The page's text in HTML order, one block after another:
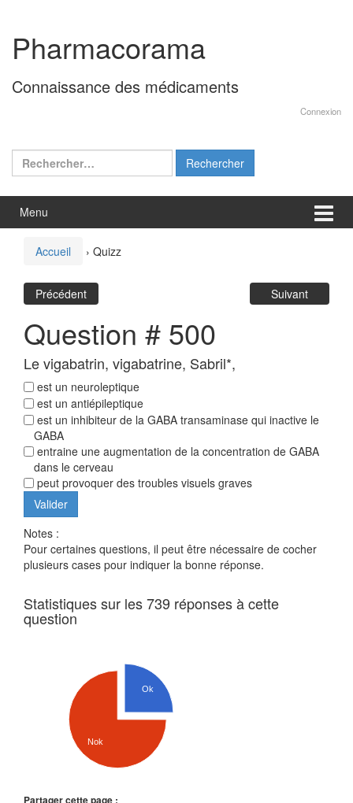
contenu
menu
principal
Pharmacorama
Connaissance des médicaments
Connexion
Rechercher :
Menu
Accueil › Quizz
Précédent Suivant
Question # 500
Le vigabatrin, vigabatrine, Sabril*,
est un neuroleptique
est un antiépileptique
est un inhibiteur de la GABA transaminase qui inactive le
GABA
entraine une augmentation de la concentration de GABA
dans le cerveau
peut provoquer des troubles visuels graves
Notes :
Pour certaines questions, il peut être nécessaire de cocher
plusieurs cases pour indiquer la bonne réponse.
Statistiques sur les 739 réponses à cette
question
Ok
Nok
Partager cette page :